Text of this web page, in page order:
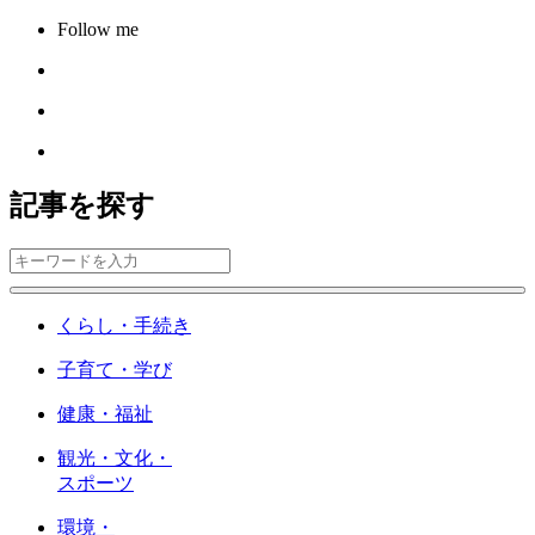
Follow me
記事を探す
くらし・手続き
子育て・学び
健康・福祉
観光・文化・
スポーツ
環境・